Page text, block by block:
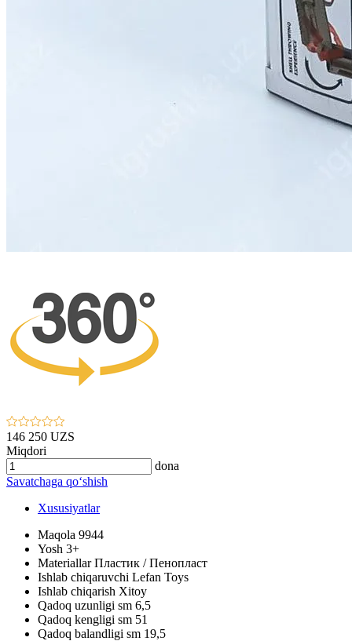
146 250 UZS
Miqdori
dona
Savatchaga qo‘shish
Xususiyatlar
Maqola 9944
Yosh 3+
MateriallarПластик / Пенопласт
Ishlab chiqaruvchi Lefan Toys
Ishlab chiqarish Xitoy
Qadoq uzunligi sm 6,5
Qadoq kengligi sm 51
Qadoq balandligi sm 19,5